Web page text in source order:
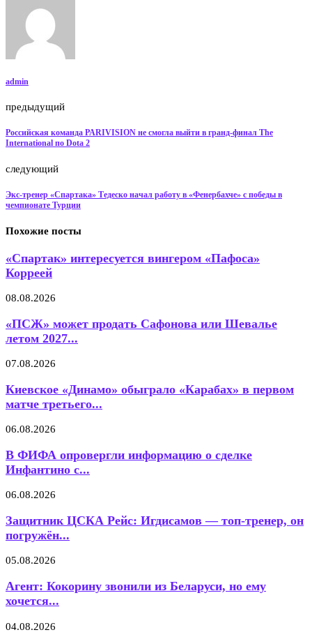
admin
предыдущий
Российская команда PARIVISION не смогла выйти в гранд‑финал The
International по Dota 2
следующий
Экс-тренер «Спартака» Тедеско начал работу в «Фенербахче» с победы в
чемпионате Турции
Похожие посты
«Спартак» интересуется вингером «Пафоса»
Корреей
08.08.2026
«ПСЖ» может продать Сафонова или Шевалье
летом 2027...
07.08.2026
Киевское «Динамо» обыграло «Карабах» в первом
матче третьего...
06.08.2026
В ФИФА опровергли информацию о сделке
Инфантино с...
06.08.2026
Защитник ЦСКА Рейс: Игдисамов — топ-тренер, он
погружён...
05.08.2026
Агент: Кокорину звонили из Беларуси, но ему
хочется...
04.08.2026